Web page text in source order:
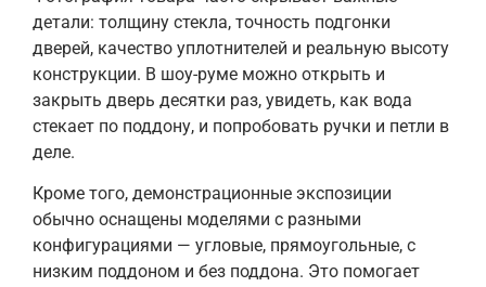
детали: толщину стекла, точность подгонки
дверей, качество уплотнителей и реальную высоту
конструкции. В шоу-руме можно открыть и
закрыть дверь десятки раз, увидеть, как вода
стекает по поддону, и попробовать ручки и петли в
деле.
Кроме того, демонстрационные экспозиции
обычно оснащены моделями с разными
конфигурациями — угловые, прямоугольные, с
низким поддоном и без поддона. Это помогает